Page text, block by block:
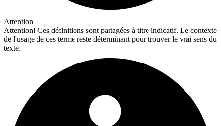
Attention
Attention! Ces définitions sont partagées à titre indicatif. Le contexte
de l'usage de ces terme reste déterminant pour trouver le vrai sens du
texte.